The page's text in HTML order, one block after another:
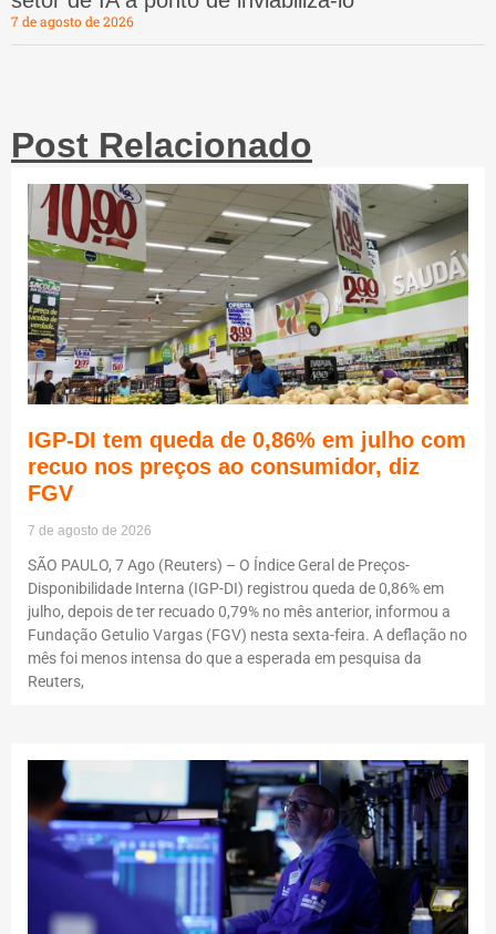
7 de agosto de 2026
Post Relacionado
IGP-DI tem queda de 0,86% em julho com
recuo nos preços ao consumidor, diz
FGV
7 de agosto de 2026
SÃO PAULO, 7 Ago (Reuters) – O Índice Geral de Preços-
Disponibilidade Interna (IGP-DI) registrou queda de 0,86% em
julho, depois de ter recuado 0,79% no mês anterior, informou a
Fundação Getulio Vargas (FGV) nesta sexta-feira. A deflação no
mês foi menos intensa do que a esperada em pesquisa da
Reuters,